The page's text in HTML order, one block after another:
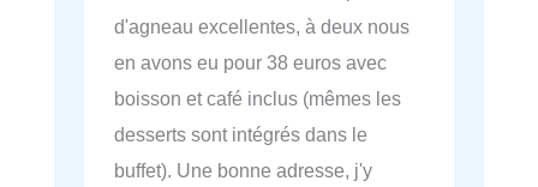
d'agneau excellentes, à deux nous
en avons eu pour 38 euros avec
boisson et café inclus (mêmes les
desserts sont intégrés dans le
buffet). Une bonne adresse, j'y